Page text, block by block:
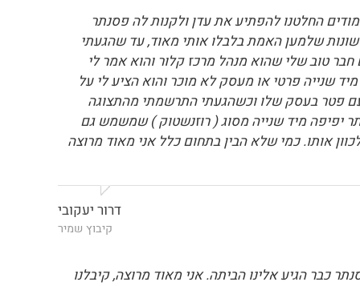
החלטנו להפתיע את עדן ולקנות לה פסנתר
דעת שונות שלמען האמת בלבלו אותי מאוד, עד שהגעתי
טוב שלי שהוא מנהל מרכז קלור והוא אמר לי
שנייה פרטי או מעסק לא מוכר והוא הציע לי על
פטר בעסק שלו וכשהגעתי התרשמתי מהתצוגה
יפיפה מיד שנייה מסוג ( רוזנשטוק ) שמשמש גם
אותו. כמי שלא הבין בתחום כלל אני מאוד מרוצה
דרור יעקובי
קיבוץ שמיר
כבר הגיע אלינו הביתה. אני מאוד מרוצה, קיבלנו